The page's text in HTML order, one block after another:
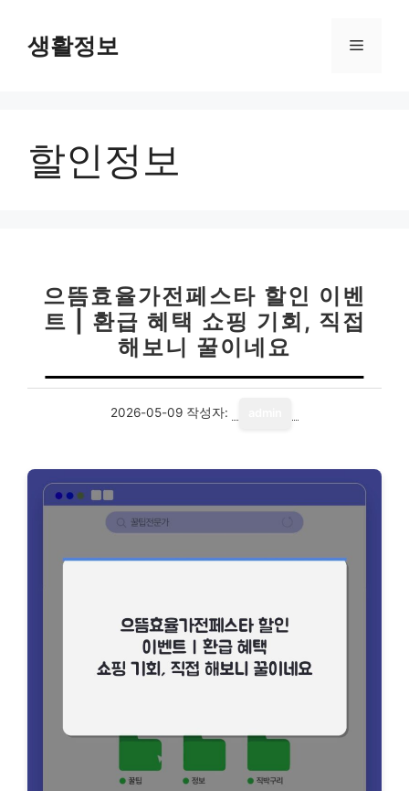
생활정보 메
할인정보
으뜸효율가전페스타 할인 이벤
트 | 환급 혜택 쇼핑 기회, 직접
해보니 꿀이네요
2026-05-09 작성자: